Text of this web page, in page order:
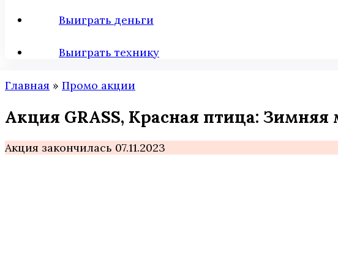
Выиграть деньги
Выиграть технику
Главная » Промо акции
Акция GRASS, Красная птица:
Акция закончилась 07.11.2023